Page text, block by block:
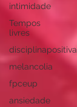
intimidade
Tempos
livres
disciplinapositiva
melancolia
fpceup
ansiedade